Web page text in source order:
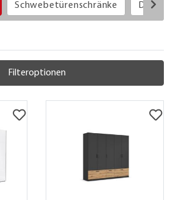
Schwebetürenschränke
Filteroptionen